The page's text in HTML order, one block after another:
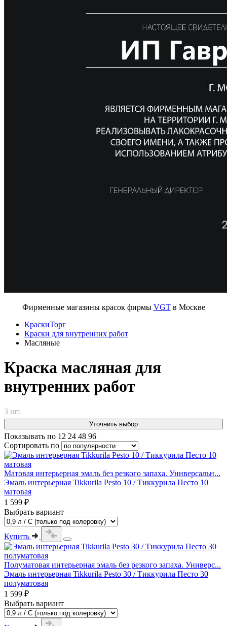
Фирменные магазины красок фирмы VGTв Москве
КраскиТорг
Краски для внутренних работ
Масляные
Краска масляная для
внутренних работ
3 шт.
Уточнить выбор
Показывать по 12 24 48 96
Сортировать по
Матовая интерьерная эмаль без резкого запаха. Универсальн...
Эмаль интерьерная Tikkurila Pesto 10 / Тиккурила Песто 10
матовая
1 599 ₽
Выбрать вариант
Купить
Полуматовая интерьерная эмаль без резкого запаха. Универс...
Эмаль интерьерная Tikkurila Pesto 30 / Тиккурила Песто 30
полуматовая
1 599 ₽
Выбрать вариант